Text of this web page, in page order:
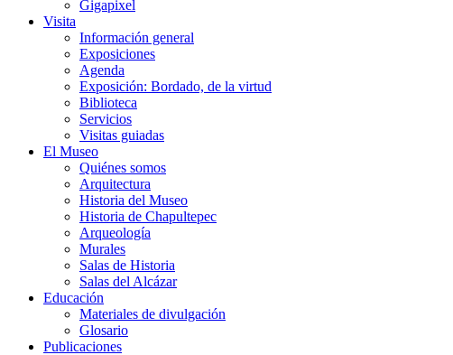
Gigapixel
Visita
Información general
Exposiciones
Agenda
Exposición: Bordado, de la virtud
Biblioteca
Servicios
Visitas guiadas
El Museo
Quiénes somos
Arquitectura
Historia del Museo
Historia de Chapultepec
Arqueología
Murales
Salas de Historia
Salas del Alcázar
Educación
Materiales de divulgación
Glosario
Publicaciones